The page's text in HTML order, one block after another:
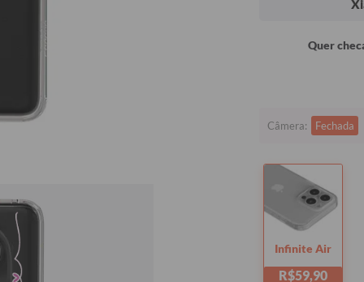
Quer
Câmera: Fechada
Infinite Air
R$59,90